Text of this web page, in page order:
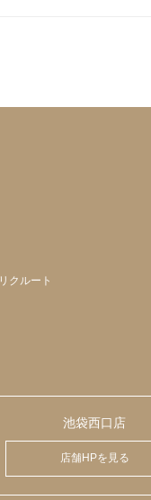
リクルート
池袋西口店
店舗HPを見る